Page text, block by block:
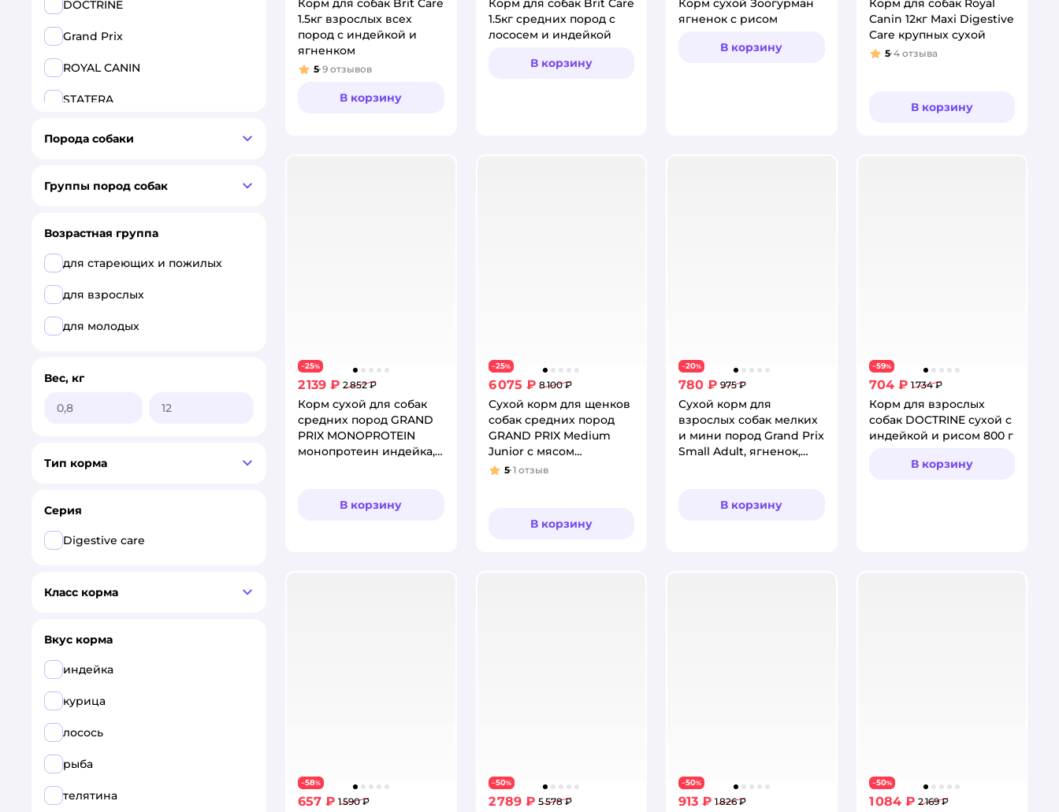
Корм для собак Brit Care
1.5кг взрослых всех
пород с индейкой и
ягненком
Рейтинг:
5 9 отзывов
В корзину
Корм для собак Brit Care
1.5кг средних пород с
лососем и индейкой
В корзину
Корм сухой Зоогурман
ягненок с рисом
В корзину
Корм для собак Royal
Canin 12кг Maxi Digestive
Care крупных сухой
Рейтинг:
5 4 отзыва
В корзину
−25%
2 139 ₽ 2 852 ₽
Корм сухой для собак
средних пород GRAND
PRIX MONOPROTEIN
монопротеин индейка,
В корзину
−25%
6 075 ₽ 8 100 ₽
Сухой корм для щенков
собак средних пород
GRAND PRIX Medium
Junior с мясом
домашней птицы, 12 кг
Рейтинг:
5 1 отзыв
В корзину
−20%
780 ₽ 975 ₽
Сухой корм для
взрослых собак мелких
и мини пород Grand Prix
Small Adult, ягненок,
В корзину
−59%
704 ₽ 1 734 ₽
Корм для взрослых
собак DOCTRINE сухой с
индейкой и рисом 800 г
В корзину
−58%
657 ₽ 1 590 ₽
−50%
2 789 ₽ 5 578 ₽
−50%
913 ₽ 1 826 ₽
−50%
1 084 ₽ 2 169 ₽
DOCTRINE
Grand Prix
ROYAL CANIN
STATERA
Порода собаки
Группы пород собак
Возрастная группа
для стареющих и пожилых
для взрослых
для молодых
Вес, кг
Тип корма
Серия
Digestive care
Класс корма
Вкус корма
индейка
курица
лосось
рыба
телятина